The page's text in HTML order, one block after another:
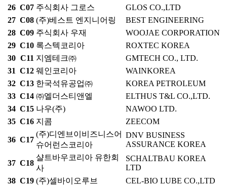
26 C07 주식회사 그로스
GLOS CO.,LTD
27 C08 (주)베스트 엔지니어링
BEST ENGINEERING
28 C09 주식회사 우재
WOOJAE CORPORATION
29 C10 록스텍코리아
ROXTEC KOREA
30 C11 지엠테크㈜
GMTECH CO., LTD.
31 C12 웨인코리아
WAINKOREA
32 C13 한국석유공업㈜
KOREA PETROLEUM
33 C14 ㈜엘더스티앤엘
ELTHUS T&L CO.,LTD.
34 C15 나우(주)
NAWOO LTD.
35 C16 지콤 ZEECOM
36 C17
(주)디엔브이비즈니스어
슈어런스코리아
DNV BUSINESS
ASSURANCE KOREA
37 C18
샬트바우코리아 유한회
사
SCHALTBAU KOREA
LTD
38 C19 (주)셀바이오루브
CEL-BIO LUBE CO.,LTD